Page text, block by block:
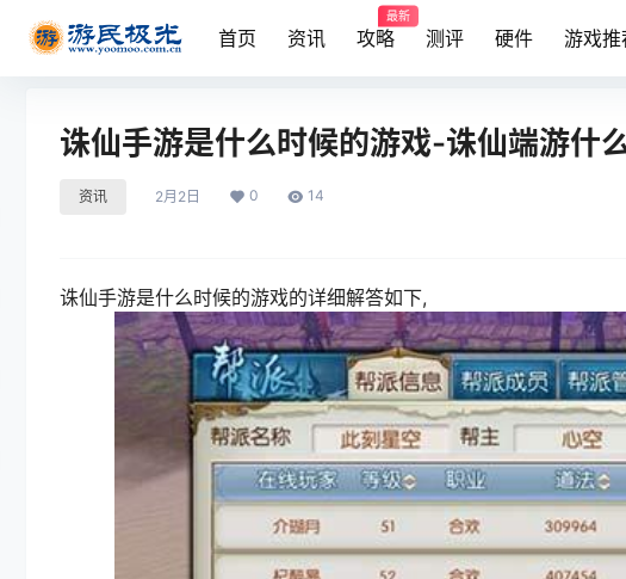
首页 资讯 攻略
最新
测评 硬件 游戏推
诛仙手游是什么时候的游戏-诛仙端游什
资讯 2月2日 0 14
诛仙手游是什么时候的游戏的详细解答如下,